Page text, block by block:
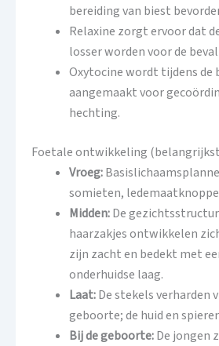
bereiding van biest
Relaxine zorgt ervoor dat
losser worden voor de
Oxytocine wordt tijdens de
aangemaakt voor
hechting.
Foetale ontwikkeling
Vroeg:
somieten,
Midden:De
haarzakjes ontwikkelen
zijn zacht en bedekt met
onderhuidse laag.
Laat:De stekels verharden
geboorte; de ​​huid en
Bij de geboorte:De jongen